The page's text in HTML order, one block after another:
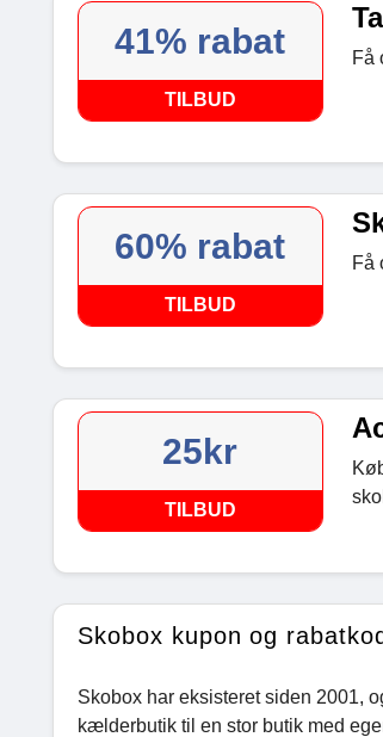
41% rabat
TILBUD
Få
60% rabat
TILBUD
Få
25kr
TILBUD
Skobox kupon og
Skobox har eksisteret siden 2001,
kælderbutik til en stor butik med